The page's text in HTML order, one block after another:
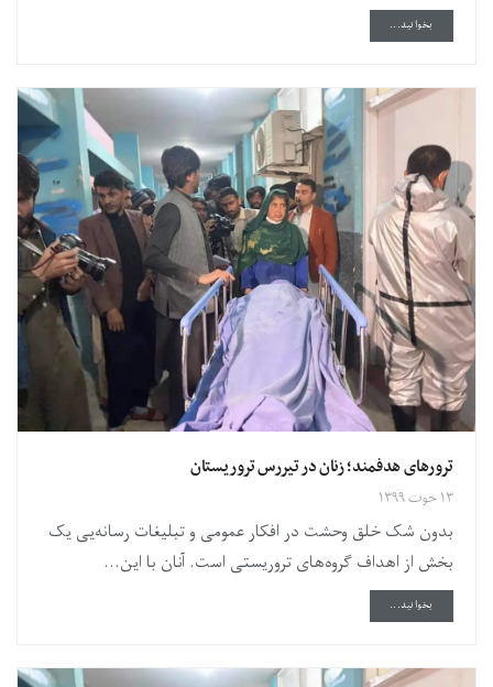
بخوانید...
ترورهای هدفمند؛ زنان در تیررس تروریستان
۱۳ حوت ۱۳۹۹
بدون شک خلق وحشت در افکار عمومی و تبلیغات رسانه‌یی یک
بخش از اهداف گروه‌های تروریستی است. آنان با این...
بخوانید...